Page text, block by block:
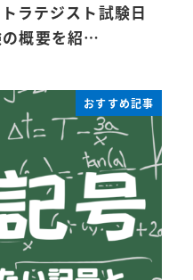
ラテジスト試験日
の概要を紹…
おすすめ記事